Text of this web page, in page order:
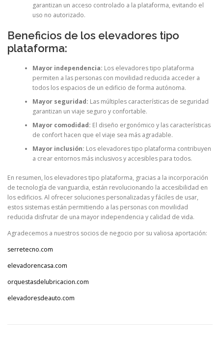
garantizan un acceso controlado a la plataforma, evitando el
uso no autorizado.
Beneficios de los elevadores tipo
plataforma:
Mayor independencia: Los elevadores tipo plataforma
permiten a las personas con movilidad reducida acceder a
todos los espacios de un edificio de forma autónoma.
Mayor seguridad: Las múltiples características de seguridad
garantizan un viaje seguro y confortable.
Mayor comodidad: El diseño ergonómico y las características
de confort hacen que el viaje sea más agradable.
Mayor inclusión: Los elevadores tipo plataforma contribuyen
a crear entornos más inclusivos y accesibles para todos.
En resumen, los elevadores tipo plataforma, gracias a la incorporación
de tecnología de vanguardia, están revolucionando la accesibilidad en
los edificios. Al ofrecer soluciones personalizadas y fáciles de usar,
estos sistemas están permitiendo a las personas con movilidad
reducida disfrutar de una mayor independencia y calidad de vida.
Agradecemos a nuestros socios de negocio por su valiosa aportación:
serretecno.com
elevadorencasa.com
orquestasdelubricacion.com
elevadoresdeauto.com